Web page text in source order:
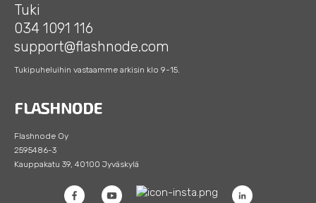
Tuki
034 1091 116
support@flashnode.com
Tukipuheluihin vastaamme arkisin klo 9-15.
Flashnode Oy
2595486-3
Kauppakatu 39, 40100 Jyväskylä